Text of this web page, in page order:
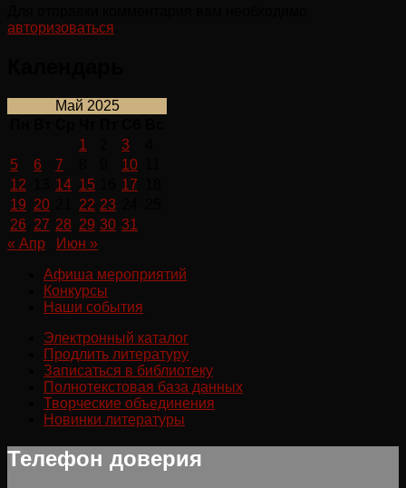
авторизоваться
Май 2025
1
3
5
6 7 10
12
14 15 17
19 20 22 23
26 27 28 29 30 31
« Апр
Июн »
Афиша мероприятий
Конкурсы
Наши события
Электронный каталог
Продлить литературу
Записаться в библиотеку
Полнотекстовая база данных
Творческие объединения
Новинки литературы
Телефон доверия